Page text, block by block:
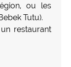
ou les
Tutu).
restaurant